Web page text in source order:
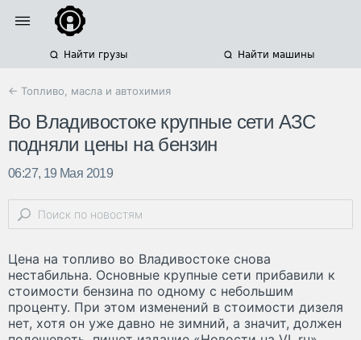
Найти грузы Найти машины
← Топливо, масла и автохимия
Во Владивостоке крупные сети АЗС
подняли цены на бензин
06:27, 19 Мая 2019
Цена на топливо во Владивостоке снова
нестабильна. Основные крупные сети прибавили к
стоимости бензина по одному с небольшим
проценту. При этом изменений в стоимости дизеля
нет, хотя он уже давно не зимний, а значит, должен